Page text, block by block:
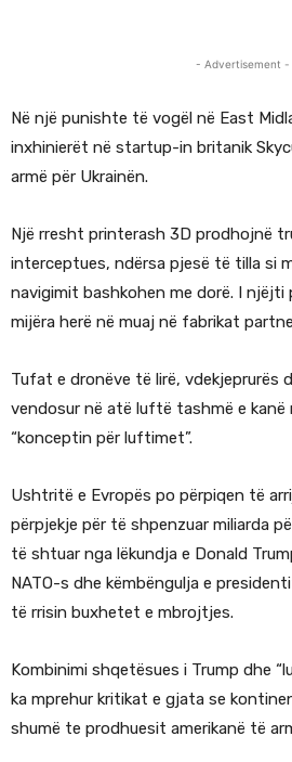
- Advertisement -
Në një punishte të vogël në East
inxhinierët në startup-in britanik
armë për Ukrainën.
Një rresht printerash 3D prodhojnë
interceptues, ndërsa pjesë të tilla si
navigimit bashkohen me dorë. I njëjti
mijëra herë në muaj në fabrikat
Tufat e dronëve të lirë, vdekjeprurës
vendosur në atë luftë tashmë e
“konceptin për luftimet”.
Ushtritë e Evropës po përpiqen të
përpjekje për të shpenzuar miliarda
të shtuar nga lëkundja e Donald
NATO-s dhe këmbëngulja e
të rrisin buxhetet e mbrojtjes.
Kombinimi shqetësues i Trump dhe
ka mprehur kritikat e gjata se
shumë te prodhuesit amerikanë të